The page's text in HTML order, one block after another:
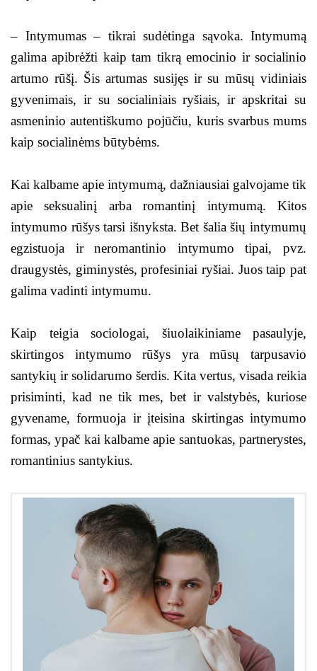
– Intymumas – tikrai sudėtinga sąvoka. Intymumą
galima apibrėžti kaip tam tikrą emocinio ir socialinio
artumo rūšį. Šis artumas susijęs ir su mūsų vidiniais
gyvenimais, ir su socialiniais ryšiais, ir apskritai su
asmeninio autentiškumo pojūčiu, kuris svarbus mums
kaip socialinėms būtybėms.
Kai kalbame apie intymumą, dažniausiai galvojame tik
apie seksualinį arba romantinį intymumą. Kitos
intymumo rūšys tarsi išnyksta. Bet šalia šių intymumų
egzistuoja ir neromantinio intymumo tipai, pvz.
draugystės, giminystės, profesiniai ryšiai. Juos taip pat
galima vadinti intymumu.
Kaip teigia sociologai, šiuolaikiniame pasaulyje,
skirtingos intymumo rūšys yra mūsų tarpusavio
santykių ir solidarumo šerdis. Kita vertus, visada reikia
prisiminti, kad ne tik mes, bet ir valstybės, kuriose
gyvename, formuoja ir įteisina skirtingas intymumo
formas, ypač kai kalbame apie santuokas, partnerystes,
romantinius santykius.